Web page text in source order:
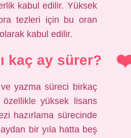
kabul edilir. Yüksek
tezleri için bu oran
kabul edilir.
kaç ay sürer?
yazma süreci birkaç
yüksek lisans
hazırlama sürecinde
bir yıla hatta beş